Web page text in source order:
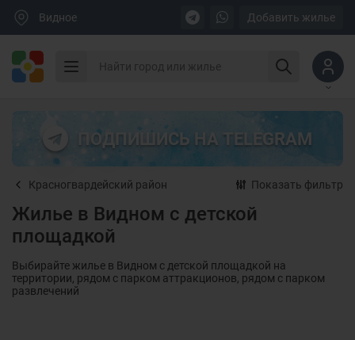
Видное Добавить жилье
ПОДПИШИСЬ НА TELEGRAM
Красногвардейский район Показать фильтр
Жилье в Видном с детской
площадкой
Выбирайте жилье в Видном с детской площадкой на
территории, рядом с парком аттракционов, рядом с парком
развлечений